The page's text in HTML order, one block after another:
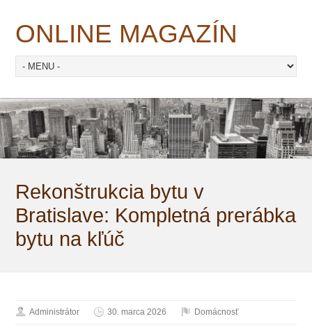
ONLINE MAGAZÍN
Rekonštrukcia bytu v
Bratislave: Kompletná prerábka
bytu na kľúč
Administrátor 30. marca 2026 Domácnosť